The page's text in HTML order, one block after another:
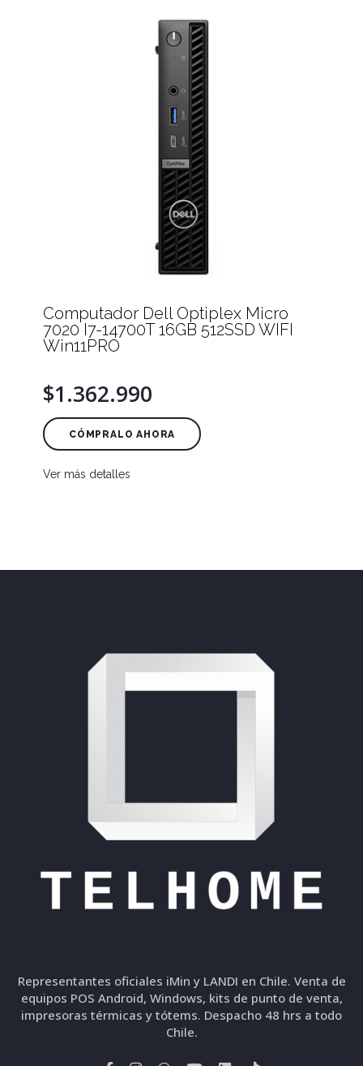
Computador Dell Optiplex Micro
7020 I7-14700T 16GB 512SSD WIFI
Win11PRO
$1.362.990
CÓMPRALO AHORA
Ver más detalles
Representantes oficiales iMin y LANDI en Chile. Venta de
equipos POS Android, Windows, kits de punto de venta,
impresoras térmicas y tótems. Despacho 48 hrs a todo
Chile.